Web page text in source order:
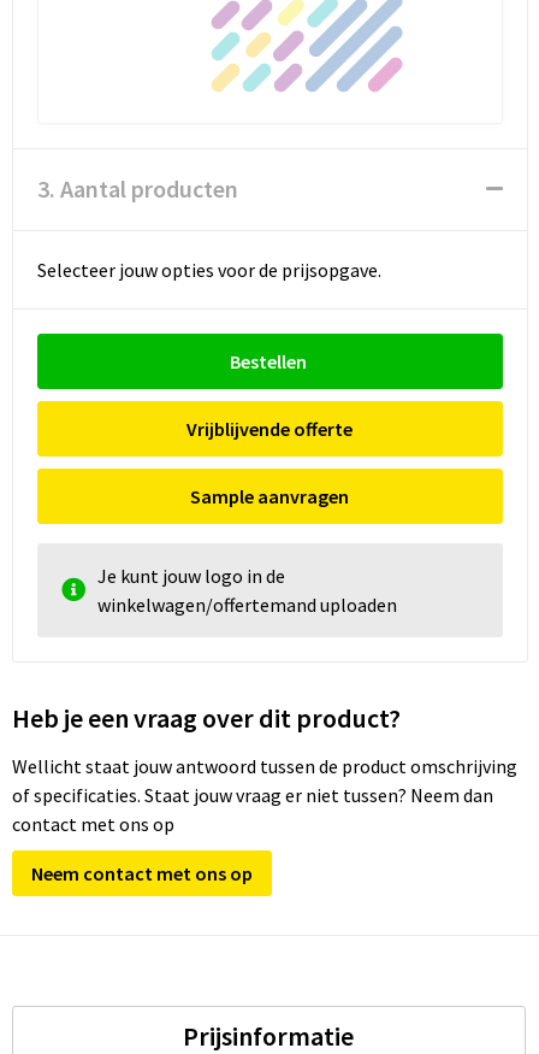
3. Aantal producten
Selecteer jouw opties voor de prijsopgave.
Bestellen
Vrijblijvende offerte
Sample aanvragen
Je kunt jouw logo in de
winkelwagen/offertemand uploaden
Heb je een vraag over dit product?
Wellicht staat jouw antwoord tussen de product omschrijving
of specificaties. Staat jouw vraag er niet tussen? Neem dan
contact met ons op
Neem contact met ons op
Prijsinformatie